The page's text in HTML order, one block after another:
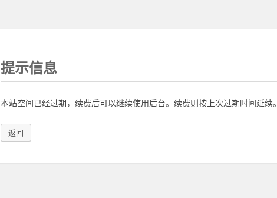
提示信息
本站空间已经过期，续费后可以继续使用后台。续费则按上次过期时间延续。
返回